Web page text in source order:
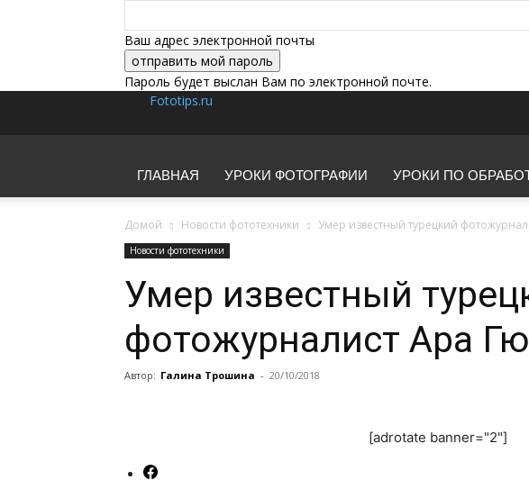
Ваш адрес электронной почты
Пароль будет выслан Вам по электронной почте.
Fototips.ru
ГЛАВНАЯ УРОКИ ФОТОГРАФИИ УРОКИ ПО
Домой Новости фототехники Умер известный турецкий
Новости фототехники
Умер известный
фотожурналист Ара
Автор: Галина Трошина - 20/10/2018
[adrotate banner="2"]